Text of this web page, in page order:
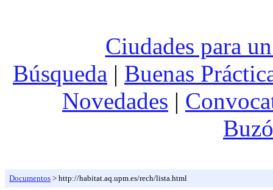
Ciudades para
Búsqueda | Buenas
Novedades |
Documentos > http://habitat.aq.upm.es/rech/lista.html